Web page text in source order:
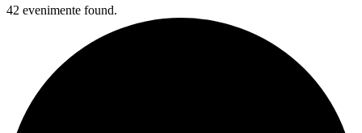
42 evenimente found.